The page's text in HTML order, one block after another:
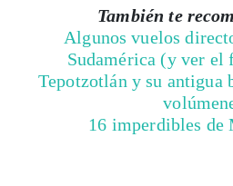
También te
Algunos vuelos
Sudamérica (y ver el
Tepotzotlán y su antigua
16 imperdibles de